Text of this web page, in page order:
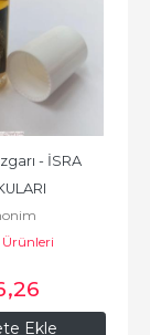
Ekle
- İSRA
Ürünleri
,26